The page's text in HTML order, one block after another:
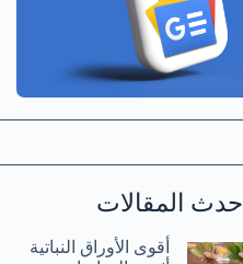
أحدث المقالات
أقوى الأوراق النباتية